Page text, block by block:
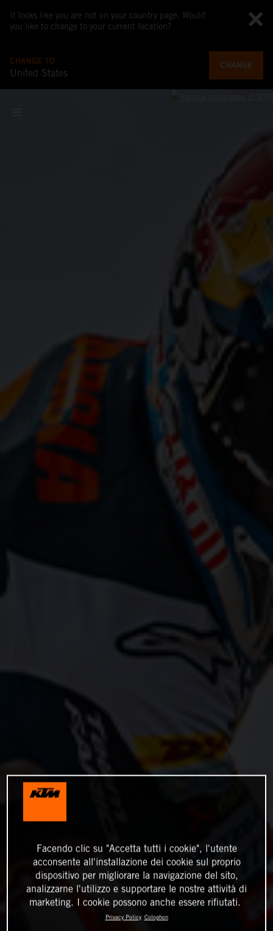
It looks like you are not on your country page. Would
you like to change to your current location?
CHANGE TO
United States
CHANGE
Facendo clic su "Accetta tutti i cookie", l'utente
acconsente all'installazione dei cookie sul proprio
dispositivo per migliorare la navigazione del sito,
analizzarne l'utilizzo e supportare le nostre attività di
marketing. I cookie possono anche essere rifiutati.
Privacy Policy Colophon